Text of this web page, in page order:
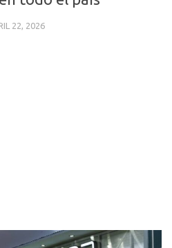
22, 2026